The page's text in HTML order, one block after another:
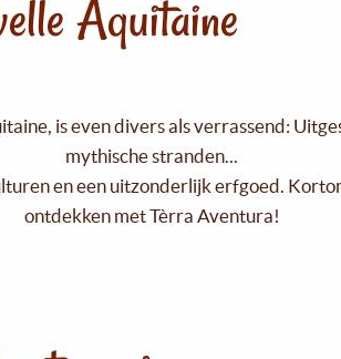
Aquitaine
is even divers als verrassend:
mythische stranden...
en een uitzonderlijk erfgoed.
ontdekken met Tèrra Aventura!